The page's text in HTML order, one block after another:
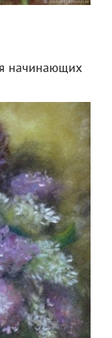
начинающих